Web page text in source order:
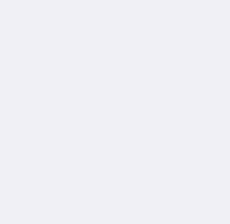
гостей с детской зоной